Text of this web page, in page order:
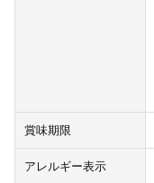
賞味期限
アレルギー表示